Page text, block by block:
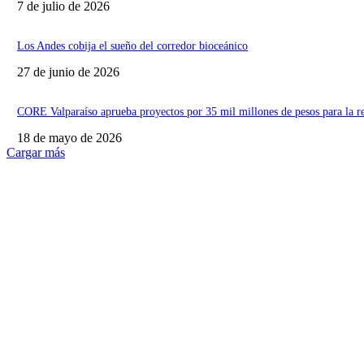
7 de julio de 2026
Los Andes cobija el sueño del corredor bioceánico
27 de junio de 2026
CORE Valparaíso aprueba proyectos por 35 mil millones de pesos para la
18 de mayo de 2026
Cargar más